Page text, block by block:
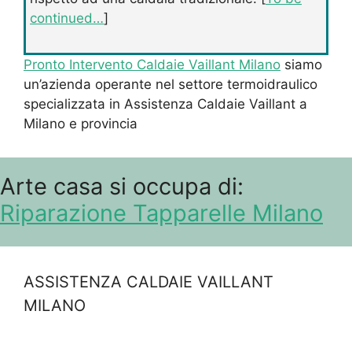
continued…]
Pronto Intervento Caldaie Vaillant Milano siamo
un’azienda operante nel settore termoidraulico
specializzata in Assistenza Caldaie Vaillant a
Milano e provincia
Arte casa si occupa di:
Riparazione Tapparelle Milano
ASSISTENZA CALDAIE VAILLANT
MILANO